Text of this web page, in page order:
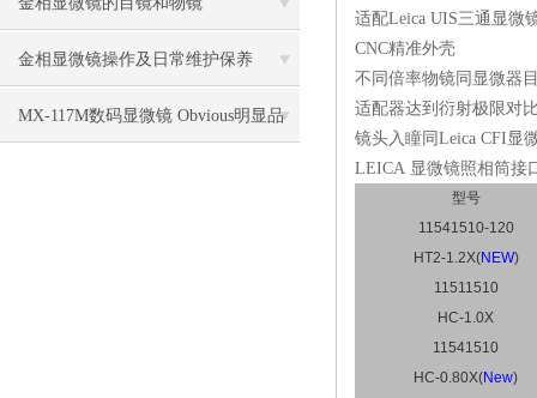
金相显微镜操作及日常维护保养
MX-117M数码显微镜 Obvious明显品
适配Leica UIS三通显微
CNC精准外壳
不同倍率物镜同显微器
适配器达到衍射极限对
镜头入瞳同Leica CFI显
LEICA 显微镜照相筒接
型号
11541510-120
HT2-1.2X(NEW)
11511510
HC-1.0X
11541510
HC-0.80X(New)